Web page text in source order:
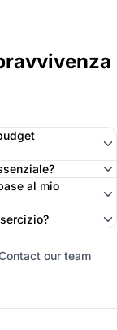
al mio
our team